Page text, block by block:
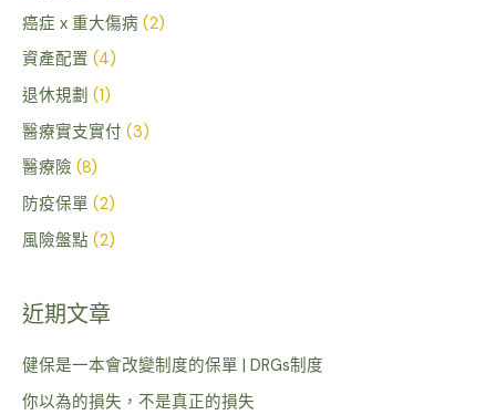
癌症 x 重大傷病 (2)
資產配置 (4)
退休規劃 (1)
醫療實支實付 (3)
醫療險 (8)
防疫保單 (2)
風險盤點 (2)
近期文章
健保是一本會改變制度的保單 | DRGs制度
你以為的損失，不是真正的損失